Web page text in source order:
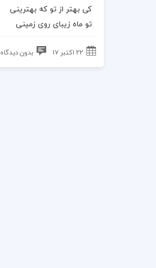
کی بهتر از تو که بهترینی
تو ماه زیبای روی زمینی
22 اکتبر 17 بدون دیدگاه